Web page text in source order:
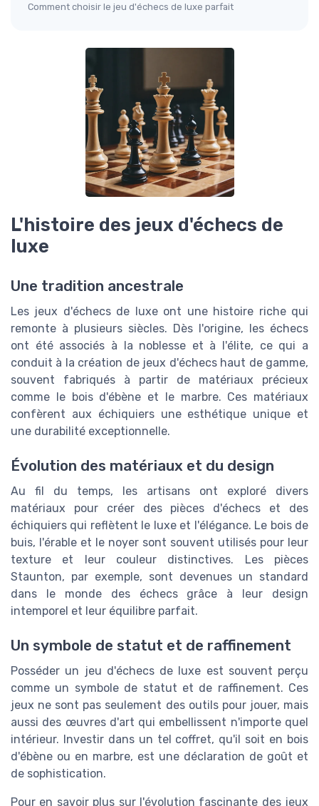
Comment choisir le jeu d'échecs de luxe parfait
L'histoire des jeux d'échecs de
luxe
Une tradition ancestrale
Les jeux d'échecs de luxe ont une histoire riche qui
remonte à plusieurs siècles. Dès l'origine, les échecs
ont été associés à la noblesse et à l'élite, ce qui a
conduit à la création de jeux d'échecs haut de gamme,
souvent fabriqués à partir de matériaux précieux
comme le bois d'ébène et le marbre. Ces matériaux
confèrent aux échiquiers une esthétique unique et
une durabilité exceptionnelle.
Évolution des matériaux et du design
Au fil du temps, les artisans ont exploré divers
matériaux pour créer des pièces d'échecs et des
échiquiers qui reflètent le luxe et l'élégance. Le bois de
buis, l'érable et le noyer sont souvent utilisés pour leur
texture et leur couleur distinctives. Les pièces
Staunton, par exemple, sont devenues un standard
dans le monde des échecs grâce à leur design
intemporel et leur équilibre parfait.
Un symbole de statut et de raffinement
Posséder un jeu d'échecs de luxe est souvent perçu
comme un symbole de statut et de raffinement. Ces
jeux ne sont pas seulement des outils pour jouer, mais
aussi des œuvres d'art qui embellissent n'importe quel
intérieur. Investir dans un tel coffret, qu'il soit en bois
d'ébène ou en marbre, est une déclaration de goût et
de sophistication.
Pour en savoir plus sur l'évolution fascinante des jeux